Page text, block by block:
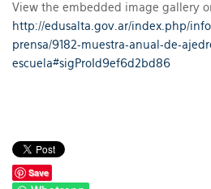
View the embedded image gallery
http://edusalta.gov.ar/index.php/
prensa/9182-muestra-anual-de-
escuela#sigProId9ef6d2bd86
Save